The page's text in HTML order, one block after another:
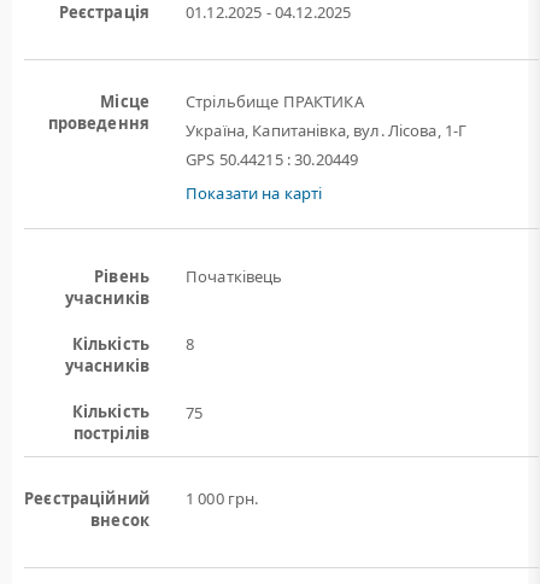
Реєстрація 01.12.2025 - 04.12.2025
Місце
проведення
Стрільбище ПРАКТИКА
Україна, Капитанівка, вул. Лісова, 1-Г
GPS 50.44215 : 30.20449
Показати на карті
Рівень
учасників
Початківець
Кількість
учасників
8
Кількість
пострілів
75
Реєстраційний
внесок
1 000 грн.